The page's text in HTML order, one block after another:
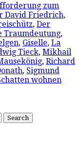
zum
David Friedrich,
, Der
Traumdeutung,
, Giselle, La
Tieck, Mikhail
, Richard
, Sigmund
wohnen